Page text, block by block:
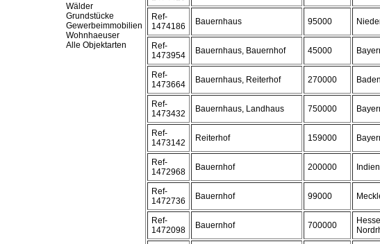
Wälder
Grundstücke
Gewerbeimmobilien
Wohnhaeuser
Alle Objektarten
Ref-
1474186
Bauernhaus 95000
Ref-
1473954
Bauernhaus, Bauernhof 45000
Ref-
1473664
Bauernhaus, Reiterhof 270000
Ref-
1473432
Bauernhaus, Landhaus 750000
Ref-
1473142
Reiterhof 159000
Ref-
1472968
Bauernhof 200000 Indien
Ref-
1472736
Bauernhof 99000
Ref-
1472098
Bauernhof 700000